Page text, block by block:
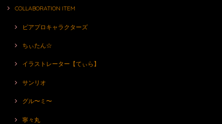
COLLABORATION ITEM
ピアプロキャラクターズ
ちぃたん☆
イラストレーター【てぃら】
サンリオ
グル〜ミ〜
寧々丸